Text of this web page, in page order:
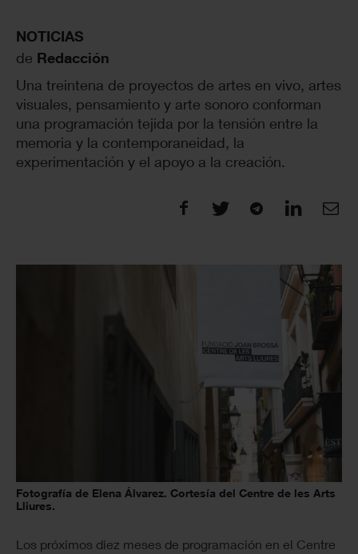
NOTICIAS
de Redacción
Una treintena de proyectos de artes en vivo, artes
visuales, pensamiento y arte sonoro conforman
una programación tejida por la tensión entre la
memoria y la contemporaneidad, la
experimentación y el apoyo a la creación.
Fotografía de Elena Álvarez. Cortesía del Centre de les Arts
Lliures.
Los próximos diez meses de programación en el Centre